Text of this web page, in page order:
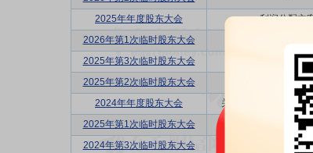
2025年年度股东大会
利润分配方
2026年第1次临时股东大会
2025年第3次临时股东大会
2025年第2次临时股东大会
2024年年度股东大会
关联交易议案,利润分
2025年第1次临时股东大会
2024年第3次临时股东大会
关联交易议